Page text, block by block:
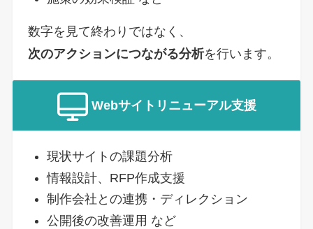
数字を見て終わりではなく、
次のアクションにつながる分析を行います。
Webサイトリニューアル支援
現状サイトの課題分析
情報設計、RFP作成支援
制作会社との連携・ディレクション
公開後の改善運用 など